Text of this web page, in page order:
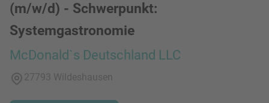
(m/w/d) - Schwerpunkt:
Systemgastronomie
McDonald`s Deutschland LLC
27793 Wildeshausen